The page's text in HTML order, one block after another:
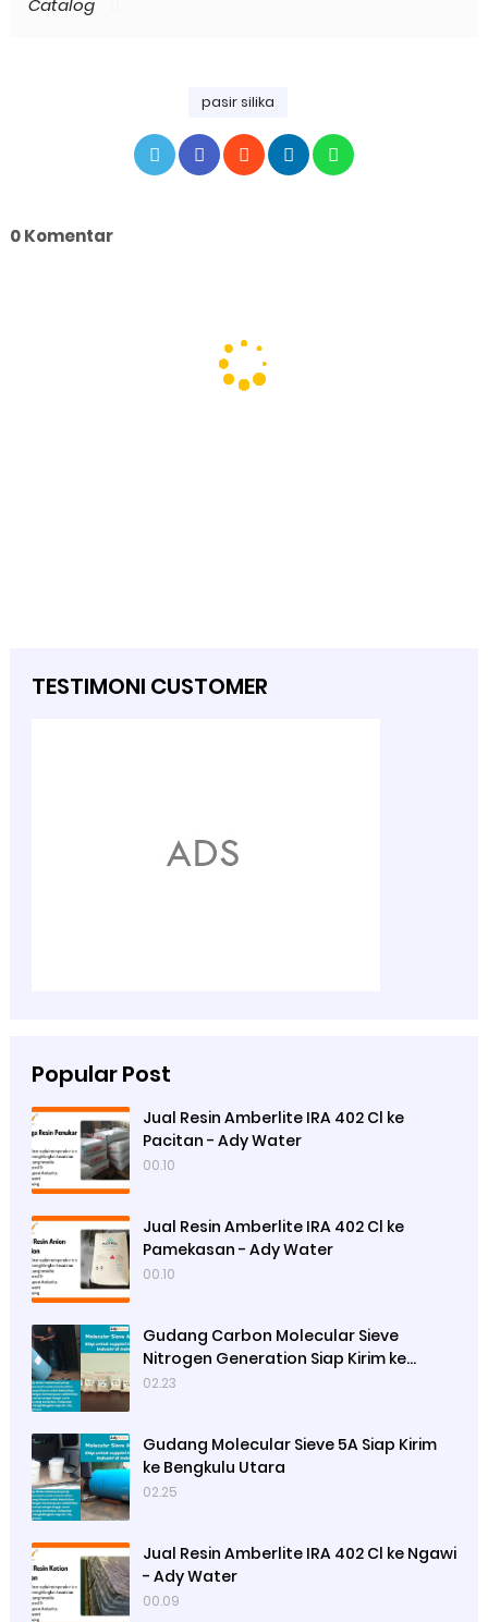
Catalog
pasir silika
0 Komentar
TESTIMONI CUSTOMER
Popular Post
Jual Resin Amberlite IRA 402 Cl ke
Pacitan - Ady Water
00.10
Jual Resin Amberlite IRA 402 Cl ke
Pamekasan - Ady Water
00.10
Gudang Carbon Molecular Sieve
Nitrogen Generation Siap Kirim ke
Sibolga
02.23
Gudang Molecular Sieve 5A Siap Kirim
ke Bengkulu Utara
02.25
Jual Resin Amberlite IRA 402 Cl ke Ngawi
- Ady Water
00.09